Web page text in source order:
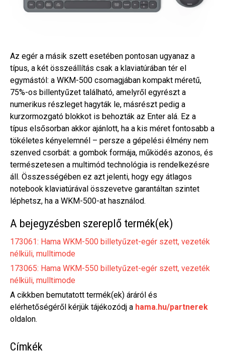
Az egér a másik szett esetében pontosan ugyanaz a
típus, a két összeállítás csak a klaviatúrában tér el
egymástól: a WKM-500 csomagjában kompakt méretű,
75%-os billentyűzet található, amelyről egyrészt a
numerikus részleget hagyták le, másrészt pedig a
kurzormozgató blokkot is behozták az Enter alá. Ez a
típus elsősorban akkor ajánlott, ha a kis méret fontosabb a
tökéletes kényelemnél – persze a gépelési élmény nem
szenved csorbát: a gombok formája, működés azonos, és
természetesen a multimód technológia is rendelkezésre
áll. Összességében ez azt jelenti, hogy egy átlagos
notebook klaviatúrával összevetve garantáltan szintet
léphetsz, ha a WKM-500-at használod.
A bejegyzésben szereplő termék(ek)
173061: Hama WKM-500 billetyűzet-egér szett, vezeték
nélküli, mulltimode
173065: Hama WKM-550 billetyűzet-egér szett, vezeték
nélküli, mulltimode
A cikkben bemutatott termék(ek) áráról és
elérhetőségéről kérjük tájékozódj a hama.hu/partnerek
oldalon.
Címkék